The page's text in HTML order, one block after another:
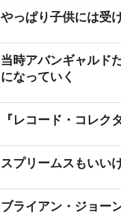
やっぱり子供には受
当時アバンギャルド
になっていく
『レコード・コレク
スプリームスもいい
ブライアン・ジョー